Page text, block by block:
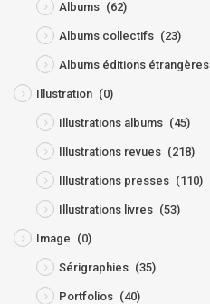
Albums (62)
Albums collectifs (23)
Albums éditions étrangères
Illustration (0)
Illustrations albums (45)
Illustrations revues (218)
Illustrations presses (110)
Illustrations livres (53)
Image (0)
Sérigraphies (35)
Portfolios (40)